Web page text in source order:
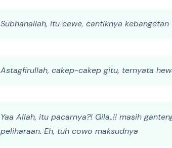
Subhanallah, itu cewe, cantiknya kebangetan
Astagfirullah, cakep-cakep gitu, ternyata
Yaa Allah, itu pacarnya?! Gila..!! masih
peliharaan. Eh, tuh cowo maksudnya